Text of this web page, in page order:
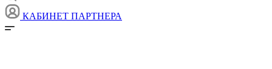
КАБИНЕТ ПАРТНЕРА